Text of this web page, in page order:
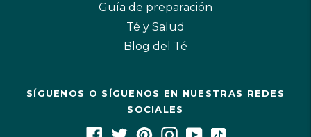
Guía de preparación
Té y Salud
Blog del Té
SÍGUENOS O SÍGUENOS EN NUESTRAS REDES
SOCIALES